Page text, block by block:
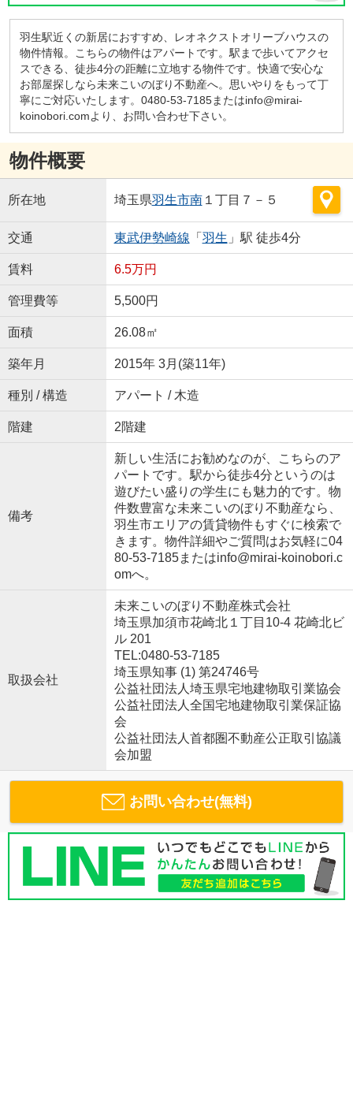
羽生駅近くの新居におすすめ、レオネクストオリーブハウスの
物件情報。こちらの物件はアパートです。駅まで歩いてアクセ
スできる、徒歩4分の距離に立地する物件です。快適で安心な
お部屋探しなら未来こいのぼり不動産へ。思いやりをもって丁
寧にご対応いたします。0480-53-7185またはinfo@mirai-
koinobori.comより、お問い合わせ下さい。
物件概要
所在地 埼玉県羽生市南１丁目７－５
交通 東武伊勢崎線 「 羽生 」駅 徒歩4分
賃料 6.5万円
管理費等 5,500円
面積 26.08㎡
築年月 2015年 3月(築11年)
種別 / 構造 アパート / 木造
階建 2階建
備考
新しい生活にお勧めなのが、こちらのア
パートです。駅から徒歩4分というのは
遊びたい盛りの学生にも魅力的です。物
件数豊富な未来こいのぼり不動産なら、
羽生市エリアの賃貸物件もすぐに検索で
きます。物件詳細やご質問はお気軽に04
80-53-7185またはinfo@mirai-koinobori.c
omへ。
取扱会社
未来こいのぼり不動産株式会社
埼玉県加須市花崎北１丁目10-4 花崎北ビ
ル 201
TEL:0480-53-7185
埼玉県知事 (1) 第24746号
公益社団法人埼玉県宅地建物取引業協会
公益社団法人全国宅地建物取引業保証協
会
公益社団法人首都圏不動産公正取引協議
会加盟
お問い合わせ(無料)